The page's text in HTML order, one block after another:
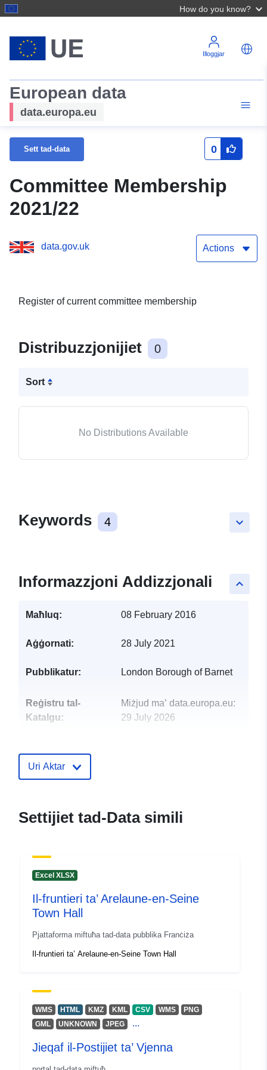
How do you know?
Illoggjar
European data
data.europa.eu
Sett tad-data 0
Committee Membership
2021/22
data.gov.uk Actions
Register of current committee membership
Distribuzzjonijiet 0
Sort
No Distributions Available
keyboard_arrow_down
Keywords 4
keyboard_arrow_up
Informazzjoni Addizzjonali
Maħluq: 08 February 2016
Aġġornati: 28 July 2021
Pubblikatur: London Borough of Barnet
Reġistru tal-
Katalgu:
Miżjud ma’ data.europa.eu:
29 July 2026
uriRef:
Uri Aktar
Settijiet tad-Data simili
Excel XLSX
Il-fruntieri ta’ Arelaune-en-Seine
Town Hall
Pjattaforma miftuħa tad-data pubblika Franċiża
Il-fruntieri ta’ Arelaune-en-Seine Town Hall
WMS HTML KMZ KML CSV WMS
PNG
GML
UNKNOWN JPEG ...
Jieqaf il-Postijiet ta’ Vjenna